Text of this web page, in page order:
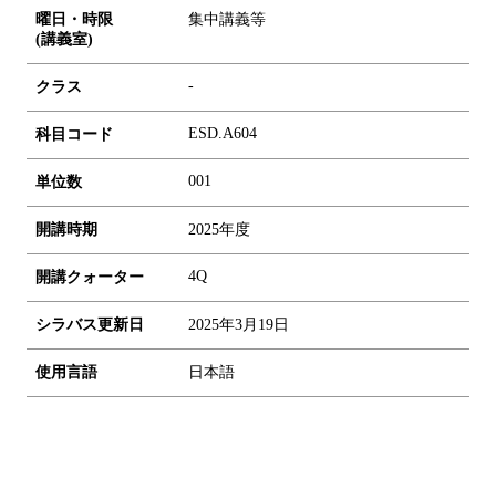
曜日・時限
(講義室)
集中講義等
クラス -
科目コード ESD.A604
単位数 001
開講時期 2025年度
開講クォーター 4Q
シラバス更新日 2025年3月19日
使用言語 日本語